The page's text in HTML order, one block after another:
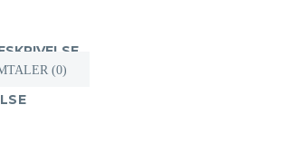
(0)